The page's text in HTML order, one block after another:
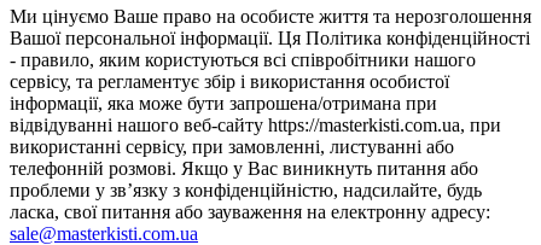
Ми цінуємо Ваше право на особисте життя та нерозголошення
Вашої персональної інформації. Ця Політика конфіденційності
- правило, яким користуються всі співробітники нашого
сервісу, та регламентує збір і використання особистої
інформації, яка може бути запрошена/отримана при
відвідуванні нашого веб-сайту https://masterkisti.com.ua, при
використанні сервісу, при замовленні, листуванні або
телефонній розмові. Якщо у Вас виникнуть питання або
проблеми у зв’язку з конфіденційністю, надсилайте, будь
ласка, свої питання або зауваження на електронну адресу:
sale@masterkisti.com.ua